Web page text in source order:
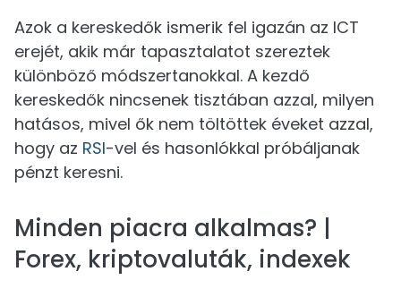
Azok a kereskedők ismerik fel igazán az ICT
erejét, akik már tapasztalatot szereztek
különböző módszertanokkal. A kezdő
kereskedők nincsenek tisztában azzal, milyen
hatásos, mivel ők nem töltöttek éveket azzal,
hogy az RSI-vel és hasonlókkal próbáljanak
pénzt keresni.
Minden piacra alkalmas? |
Forex, kriptovaluták, indexek